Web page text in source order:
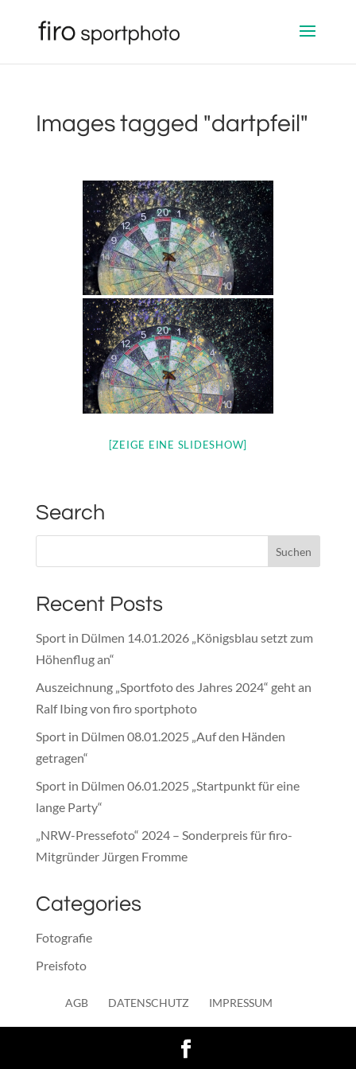
Images tagged "dartpfeil"
[ZEIGE EINE SLIDESHOW]
Search
Recent Posts
Sport in Dülmen 14.01.2026 „Königsblau setzt zum
Höhenflug an“
Auszeichnung „Sportfoto des Jahres 2024“ geht an
Ralf Ibing von firo sportphoto
Sport in Dülmen 08.01.2025 „Auf den Händen
getragen“
Sport in Dülmen 06.01.2025 „Startpunkt für eine
lange Party“
„NRW-Pressefoto“ 2024 – Sonderpreis für firo-
Mitgründer Jürgen Fromme
Categories
Fotografie
Preisfoto
AGB DATENSCHUTZ IMPRESSUM